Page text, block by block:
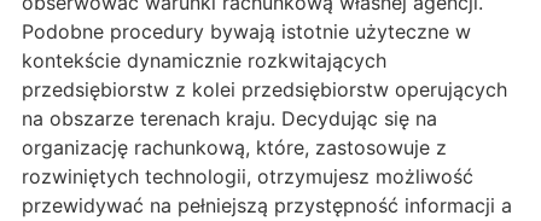
Podobne procedury bywają istotnie użyteczne w
kontekście dynamicznie rozkwitających
przedsiębiorstw z kolei przedsiębiorstw operujących
na obszarze terenach kraju. Decydując się na
organizację rachunkową, które, zastosowuje z
rozwiniętych technologii, otrzymujesz możliwość
przewidywać na pełniejszą przystępność informacji a